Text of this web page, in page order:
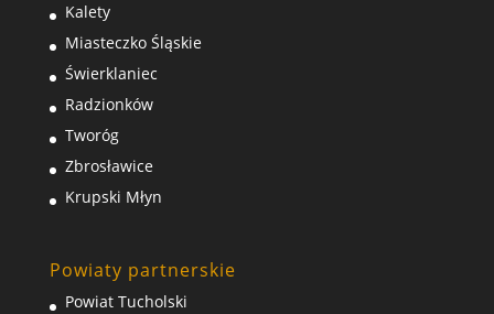
Kalety
Miasteczko Śląskie
Świerklaniec
Radzionków
Tworóg
Zbrosławice
Krupski Młyn
Powiaty partnerskie
Powiat Tucholski